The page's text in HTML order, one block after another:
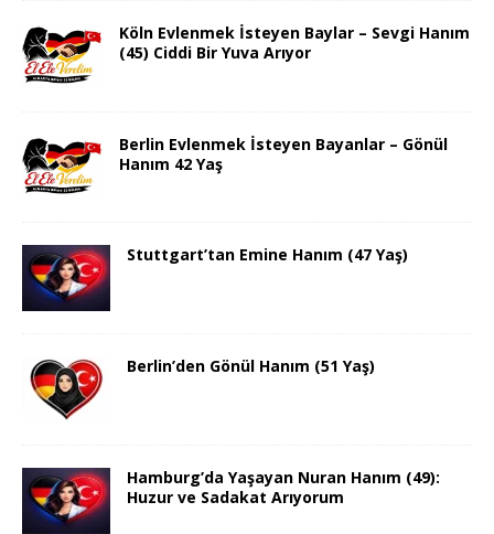
Köln Evlenmek İsteyen Baylar – Sevgi Hanım
(45) Ciddi Bir Yuva Arıyor
Berlin Evlenmek İsteyen Bayanlar – Gönül
Hanım 42 Yaş
Stuttgart’tan Emine Hanım (47 Yaş)
Berlin’den Gönül Hanım (51 Yaş)
Hamburg’da Yaşayan Nuran Hanım (49):
Huzur ve Sadakat Arıyorum